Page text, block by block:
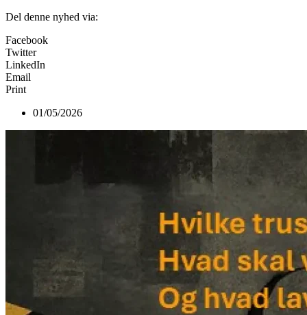
Del denne nyhed via:
Facebook
Twitter
LinkedIn
Email
Print
01/05/2026